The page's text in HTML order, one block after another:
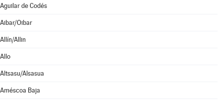
Aguilar de Codés
Aibar/Oibar
Allín/Allin
Allo
Altsasu/Alsasua
Améscoa Baja